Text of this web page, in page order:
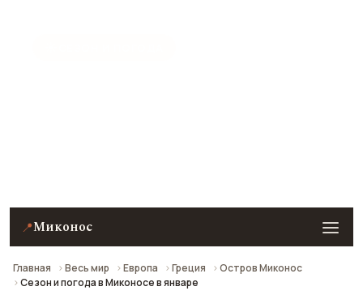
📍Миконос
Главная Весь мир Европа Греция
Остров Миконос
Сезон и погода в Миконосе в январе